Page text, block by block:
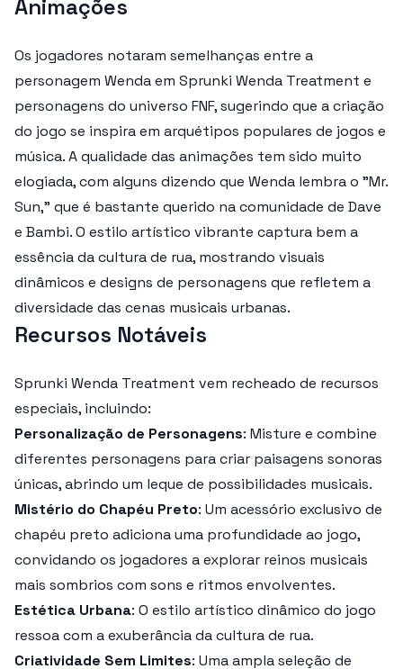
Animações
Os jogadores notaram semelhanças entre a
personagem Wenda em Sprunki Wenda Treatment e
personagens do universo FNF, sugerindo que a criação
do jogo se inspira em arquétipos populares de jogos e
música. A qualidade das animações tem sido muito
elogiada, com alguns dizendo que Wenda lembra o "Mr.
Sun," que é bastante querido na comunidade de Dave
e Bambi. O estilo artístico vibrante captura bem a
essência da cultura de rua, mostrando visuais
dinâmicos e designs de personagens que refletem a
diversidade das cenas musicais urbanas.
Recursos Notáveis
Sprunki Wenda Treatment vem recheado de recursos
especiais, incluindo:
Personalização de Personagens: Misture e combine
diferentes personagens para criar paisagens sonoras
únicas, abrindo um leque de possibilidades musicais.
Mistério do Chapéu Preto: Um acessório exclusivo de
chapéu preto adiciona uma profundidade ao jogo,
convidando os jogadores a explorar reinos musicais
mais sombrios com sons e ritmos envolventes.
Estética Urbana: O estilo artístico dinâmico do jogo
ressoa com a exuberância da cultura de rua.
Criatividade Sem Limites: Uma ampla seleção de